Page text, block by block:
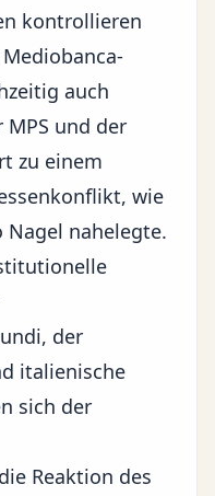
kontrollieren
auch
und der
zu einem
wie
Nagel nahelegte.
der
italienische
sich der
Reaktion des